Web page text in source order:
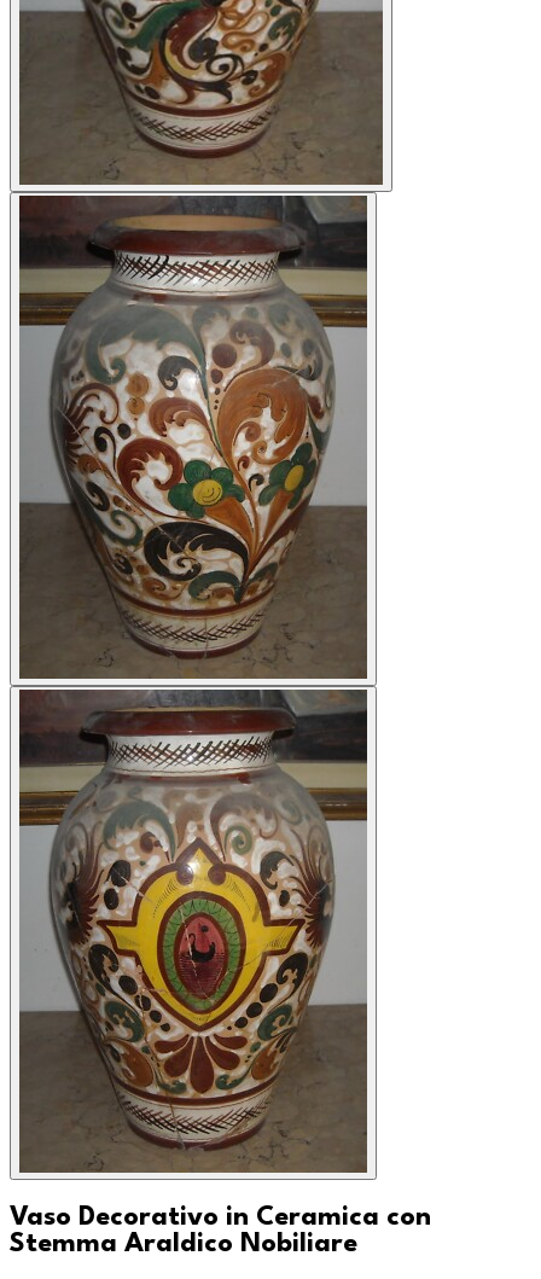
Vaso Decorativo in Ceramica con
Stemma Araldico Nobiliare